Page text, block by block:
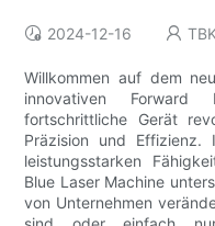
2024-12-16
Willkommen auf dem
innovativen
fortschrittliche Gerät
Präzision und
leistungsstarken
Blue Laser Machine
von Unternehmen